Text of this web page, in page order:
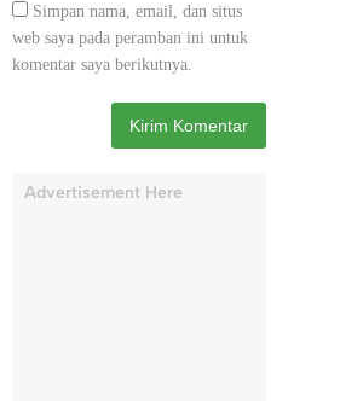
Simpan nama, email, dan situs
web saya pada peramban ini untuk
komentar saya berikutnya.
Advertisement Here